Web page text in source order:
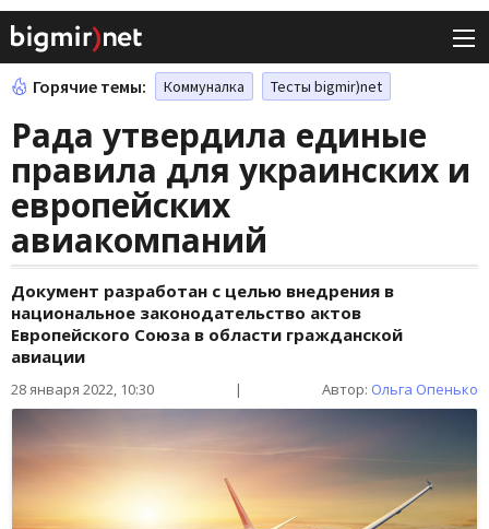
Горячие темы: Коммуналка Тесты bigmir)net
Рада утвердила единые
правила для украинских и
европейских
авиакомпаний
Документ разработан с целью внедрения в
национальное законодательство актов
Европейского Союза в области гражданской
авиации
28 января 2022, 10:30 | Автор: Ольга Опенько